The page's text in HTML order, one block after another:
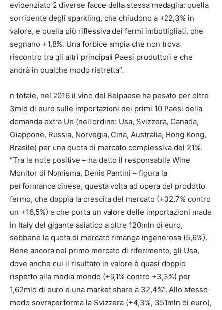
evidenziato 2 diverse facce della stessa medaglia: quella
sorridente degli sparkling, che chiudono a +22,3% in
valore, e quella più riflessiva dei fermi imbottigliati, che
segnano +1,8%. Una forbice ampia che non trova
riscontro tra gli altri principali Paesi produttori e che
andrà in qualche modo ristretta”.
n totale, nel 2016 il vino del Belpaese ha pesato per oltre
3mld di euro sulle importazioni dei primi 10 Paesi della
domanda extra Ue (nell’ordine: Usa, Svizzera, Canada,
Giappone, Russia, Norvegia, Cina, Australia, Hong Kong,
Brasile) per una quota di mercato complessiva del 21%.
“Tra le note positive – ha detto il responsabile Wine
Monitor di Nomisma, Denis Pantini – figura la
performance cinese, questa volta ad opera del prodotto
fermo, che doppia la crescita del mercato (+32,7% contro
un +16,5%) e che porta un valore delle importazioni made
in Italy del gigante asiatico a oltre 120mln di euro,
sebbene la quota di mercato rimanga ingenerosa (5,6%).
Bene ancora nel primo mercato di riferimento, gli Usa,
dove anche qui il risultato in valore è quasi doppio
rispetto alla media mondo (+6,1% contro +3,3%) per
1,62mld di euro e una market share a 32,4%”. Allo stesso
modo sovraperforma la Svizzera (+4,3%, 351mln di euro),